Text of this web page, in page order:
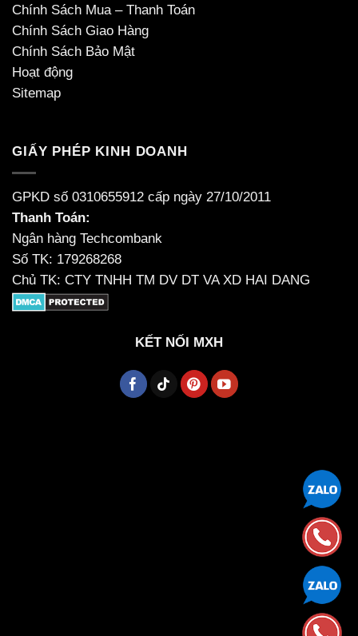
Chính Sách Mua – Thanh Toán
Chính Sách Giao Hàng
Chính Sách Bảo Mật
Hoạt động
Sitemap
GIẤY PHÉP KINH DOANH
GPKD số 0310655912 cấp ngày 27/10/2011
Thanh Toán:
Ngân hàng Techcombank
Số TK: 179268268
Chủ TK: CTY TNHH TM DV DT VA XD HAI DANG
KẾT NỐI MXH